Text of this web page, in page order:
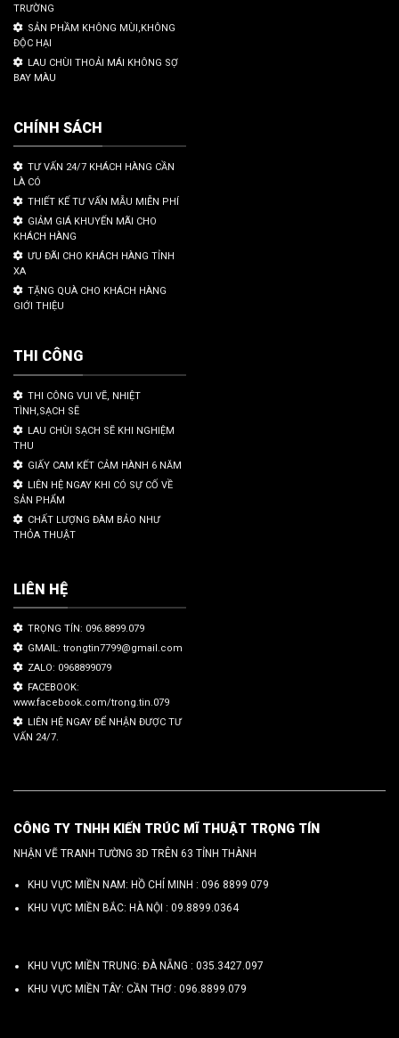
TRƯỜNG
SẢN PHẦM KHÔNG MÙI,KHÔNG
ĐỘC HẠI
LAU CHÙI THOẢI MÁI KHÔNG SỢ
BAY MÀU
CHÍNH SÁCH
TƯ VẤN 24/7 KHÁCH HÀNG CẦN
LÀ CÓ
THIẾT KẾ TƯ VẤN MẪU MIỄN PHÍ
GIẢM GIÁ KHUYẾN MÃI CHO
KHÁCH HÀNG
ƯU ĐÃI CHO KHÁCH HÀNG TỈNH
XA
TẶNG QUÀ CHO KHÁCH HÀNG
GIỚI THIỆU
THI CÔNG
THI CÔNG VUI VẼ, NHIỆT
TÌNH,SẠCH SẼ
LAU CHÙI SẠCH SẼ KHI NGHIỆM
THU
GIẤY CAM KẾT CẢM HÀNH 6 NĂM
LIÊN HỆ NGAY KHI CÓ SỰ CỐ VỀ
SẢN PHẨM
CHẤT LƯỢNG ĐÀM BẢO NHƯ
THỎA THUẬT
LIÊN HỆ
TRỌNG TÍN: 096.8899.079
GMAIL: trongtin7799@gmail.com
ZALO: 0968899079
FACEBOOK:
www.facebook.com/trong.tin.079
LIÊN HỆ NGAY ĐỂ NHẬN ĐƯỢC TƯ
VẤN 24/7.
CÔNG TY TNHH KIẾN TRÚC MĨ THUẬT TRỌNG TÍN
NHẬN VẼ TRANH TƯỜNG 3D TRÊN 63 TỈNH THÀNH
KHU VỰC MIỀN NAM: HỒ CHÍ MINH : 096 8899 079
KHU VỰC MIỀN BẮC: HÀ NỘI : 09.8899.0364
KHU VỰC MIỀN TRUNG: ĐÀ NẴNG : 035.3427.097
KHU VỰC MIỀN TÂY: CẦN THƠ : 096.8899.079